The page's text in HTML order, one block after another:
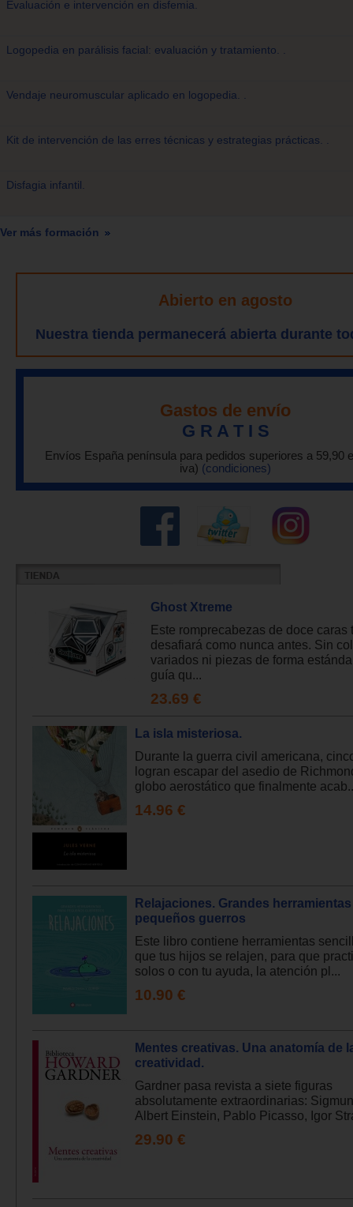
Evaluación e intervención en disfemia.
Logopedia en parálisis facial: evaluación y tratamiento. .
Vendaje neuromuscular aplicado en logopedia. .
Kit de intervención de las erres técnicas y estrategias prácticas. .
Disfagia infantil.
Ver más formación
Abierto en agosto
Nuestra tienda permanecerá abierta durante
Gastos de envío
G R A T I S
Envíos España península para pedidos superiores a 59,90
iva) (condiciones)
Ghost Xtreme
Este romprecabezas de doce caras
desafiará como nunca antes. Sin
variados ni piezas de forma
guía qu...
23.69 €
La isla misteriosa.
Durante la guerra civil americana,
logran escapar del asedio de
globo aerostático que finalmente
14.96 €
Relajaciones. Grandes
pequeños guerros
Este libro contiene herramientas
que tus hijos se relajen, para que
solos o con tu ayuda, la atención pl...
10.90 €
Mentes creativas. Una anatomía de
creatividad.
Gardner pasa revista a siete figuras
absolutamente extraordinarias:
Albert Einstein, Pablo Picasso, Igor
29.90 €